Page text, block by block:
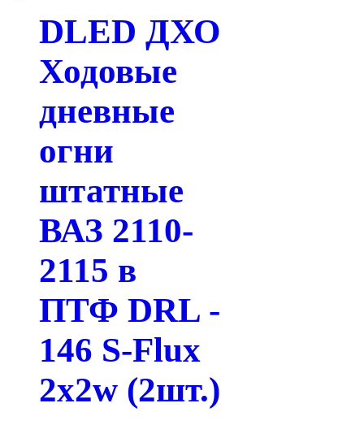
DLED ДХО
Ходовые
дневные
огни
штатные
ВАЗ 2110-
2115 в
ПТФ DRL -
146 S-Flux
2x2w (2шт.)